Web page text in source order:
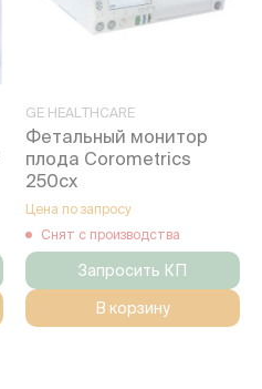
GE HEALTHCARE
Фетальный монитор
плода Corometrics
250cx
Цена по запросу
Снят с производства
Запросить КП
В корзину